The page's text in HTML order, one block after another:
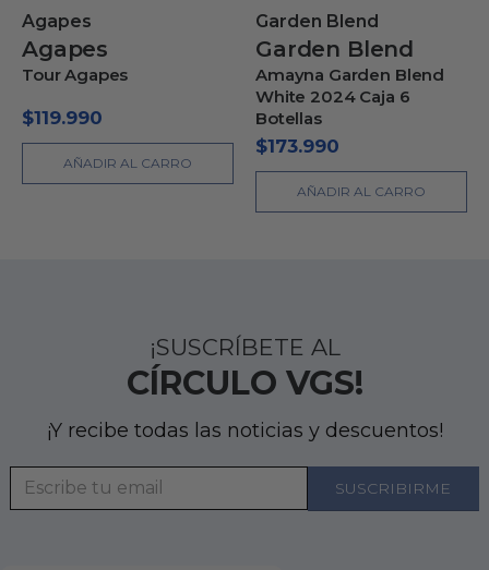
Agapes
Agapes
Tour Agapes
$119.990
AÑADIR AL CARRO
Garden Blend
Garden Blend
Amayna Garden Blend
White 2024 Caja 6
Botellas
$173.990
AÑADIR AL CARRO
¡SUSCRÍBETE AL
CÍRCULO VGS!
¡Y recibe todas las noticias y descuentos!